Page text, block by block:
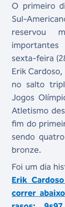
O primeiro
Sul-
reservou
sexta-feira
Erik
no salto
Jogos
Atletismo
fim do
sendo
bronze.
Foi um dia
Erik
correr